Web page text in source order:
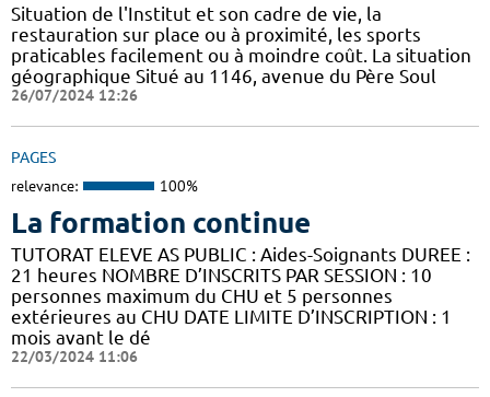
Situation de l'Institut et son cadre de vie, la
restauration sur place ou à proximité, les sports
praticables facilement ou à moindre coût. La situation
géographique Situé au 1146, avenue du Père Soul
26/07/2024 12:26
PAGES
relevance: 100%
La formation continue
TUTORAT ELEVE AS PUBLIC : Aides-Soignants DUREE :
21 heures NOMBRE D’INSCRITS PAR SESSION : 10
personnes maximum du CHU et 5 personnes
extérieures au CHU DATE LIMITE D’INSCRIPTION : 1
mois avant le dé
22/03/2024 11:06